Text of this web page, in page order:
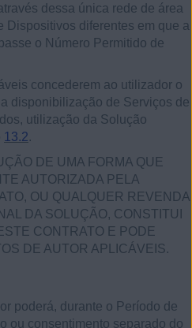
dessa única rede de área
Dispositivos diferentes em que a
o Número Permitido de
concederem ao utilizador o
disponibilização de Serviços de
utilização da Solução
13.2.
DE UMA FORMA QUE
AUTORIZADA PELA
OU QUALQUER REVENDA
DA SOLUÇÃO, CONSTITUI
CONTRATO E PODE
DE AUTOR APLICÁVEIS.
poderá, durante o Período de
ou consentimento separado do